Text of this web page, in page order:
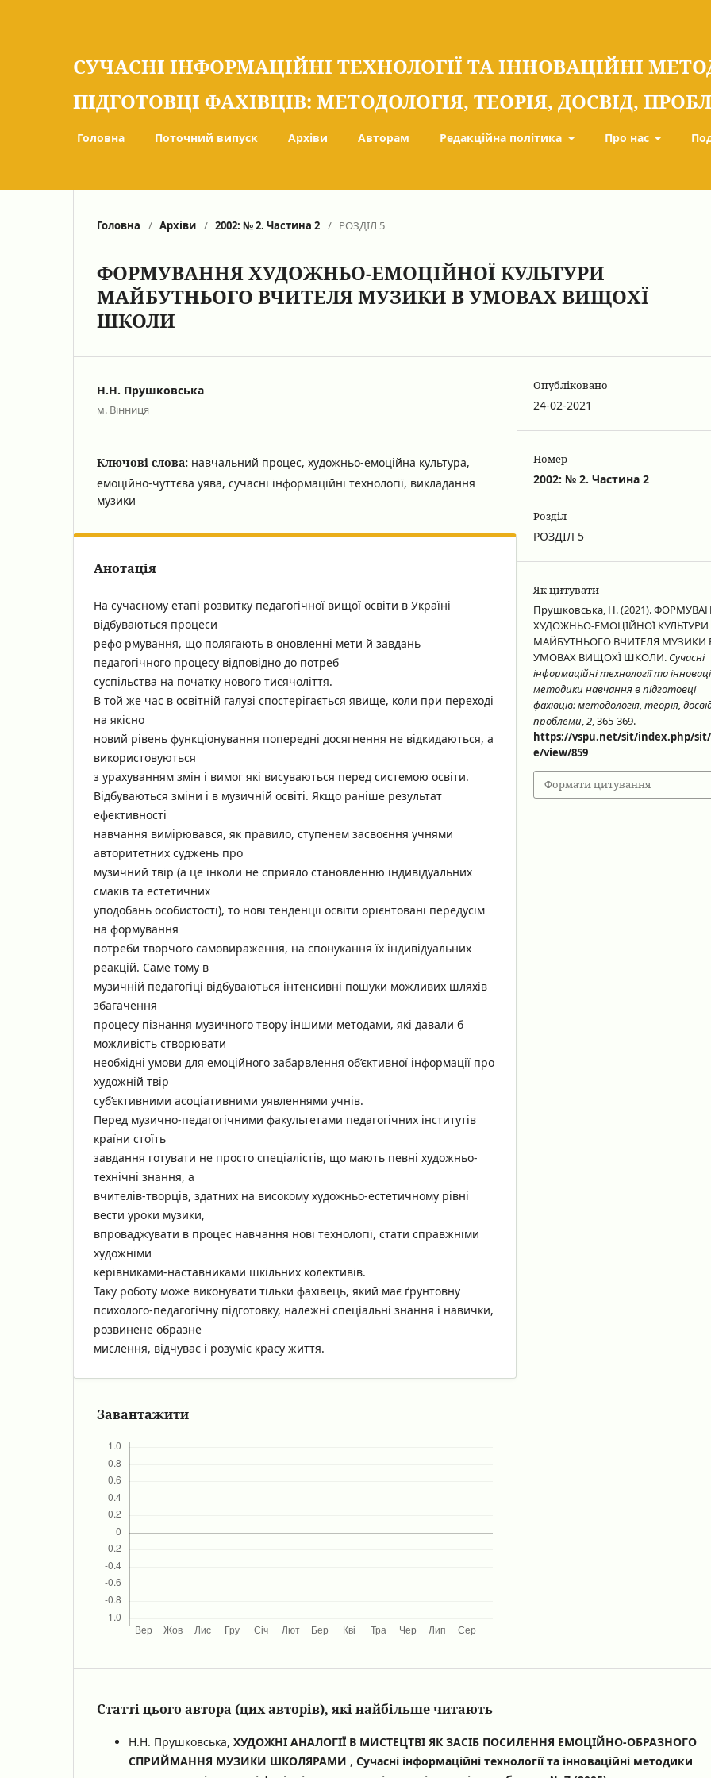
СУЧАСНІ ІНФОРМАЦІЙНІ ТЕХНОЛОГІЇ ТА ІННОВАЦІЙНІ
ПІДГОТОВЦІ ФАХІВЦІВ: МЕТОДОЛОГІЯ, ТЕОРІЯ, ДОСВІД,
Головна Поточний випуск Архіви Авторам Редакційна політика Про нас
Головна / Архіви / 2002: № 2. Частина 2 / РОЗДІЛ 5
ФОРМУВАННЯ ХУДОЖНЬО-ЕМОЦІЙНОЇ КУЛЬТУРИ
МАЙБУТНЬОГО ВЧИТЕЛЯ МУЗИКИ В УМОВАХ ВИЩОХЇ
ШКОЛИ
Н.Н. Прушковська
м. Вінниця
Ключові слова: навчальний процес, художньо-емоційна культура,
емоційно-чуттєва уява, сучасні інформаційні технології, викладання
музики
Анотація
На сучасному етапі розвитку педагогічної вищої освіти в Україні
відбуваються процеси
рефо рмування, що полягають в оновленні мети й завдань
педагогічного процесу відповідно до потреб
суспільства на початку нового тисячоліття.
В той же час в освітній галузі спостерігається явище, коли при переході
на якісно
новий рівень функціонування попередні досягнення не відкидаються, а
використовуються
з урахуванням змін і вимог які висуваються перед системою освіти.
Відбуваються зміни і в музичній освіті. Якщо раніше результат
ефективності
навчання вимірювався, як правило, ступенем засвоєння учнями
авторитетних суджень про
музичний твір (а це інколи не сприяло становленню індивідуальних
смаків та естетичних
уподобань особистості), то нові тенденції освіти орієнтовані передусім
на формування
потреби творчого самовираження, на спонукання їх індивідуальних
реакцій. Саме тому в
музичній педагогіці відбуваються інтенсивні пошуки можливих шляхів
збагачення
процесу пізнання музичного твору іншими методами, які давали б
можливість створювати
необхідні умови для емоційного забарвлення об’єктивної інформації про
художній твір
суб’єктивними асоціативними уявленнями учнів.
Перед музично-педагогічними факультетами педагогічних інститутів
країни стоїть
завдання готувати не просто спеціалістів, що мають певні художньо-
технічні знання, а
вчителів-творців, здатних на високому художньо-естетичному рівні
вести уроки музики,
впроваджувати в процес навчання нові технології, стати справжніми
художніми
керівниками-наставниками шкільних колективів.
Таку роботу може виконувати тільки фахівець, який має ґрунтовну
психолого-педагогічну підготовку, належні спеціальні знання і навички,
розвинене образне
мислення, відчуває і розуміє красу життя.
Завантажити
Опубліковано
24-02-2021
Номер
2002: № 2. Частина 2
Розділ
РОЗДІЛ 5
Як цитувати
Прушковська, Н. (2021).
ХУДОЖНЬО-ЕМОЦІЙНОЇ КУЛЬТУРИ
МАЙБУТНЬОГО ВЧИТЕЛЯ МУЗИКИ
УМОВАХ ВИЩОХЇ ШКОЛИ. Сучасні
інформаційні технології та
методики навчання в підготовці
фахівців: методологія, теорія,
проблеми,2, 365-369.
https://vspu.net/sit/index.php/
e/view/859
Формати цитування
Статті цього автора (цих авторів), які найбільше читають
Н.Н. Прушковська, ХУДОЖНІ АНАЛОГІЇ В МИСТЕЦТВІ ЯК ЗАСІБ ПОСИЛЕННЯ ЕМОЦІЙНО-ОБРАЗНОГО
СПРИЙМАННЯ МУЗИКИ ШКОЛЯРАМИ , Сучасні інформаційні технології та інноваційні методики